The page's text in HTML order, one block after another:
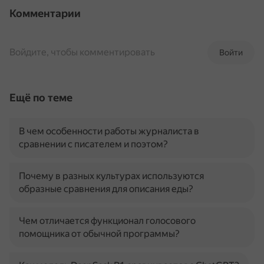
Комментарии
Войти
Войдите, чтобы комментировать
Ещё по теме
В чем особенности работы журналиста в
сравнении с писателем и поэтом?
Почему в разных культурах используются
образные сравнения для описания еды?
Чем отличается функционал голосового
помощника от обычной программы?